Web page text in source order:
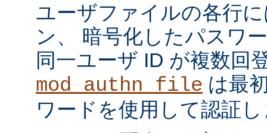
ユーザファイルの各行
ン、 暗号化したパスワ
同一ユーザ ID が複数回
mod_authn_file は最
ワードを使用して認証